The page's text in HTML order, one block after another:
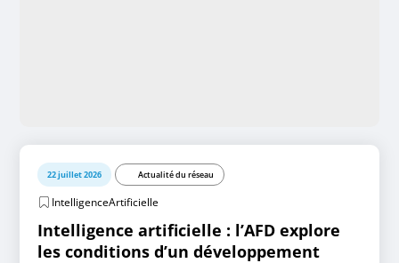
22 juillet 2026 Actualité du réseau
IntelligenceArtificielle
Intelligence artificielle : l’AFD explore
les conditions d’un développement